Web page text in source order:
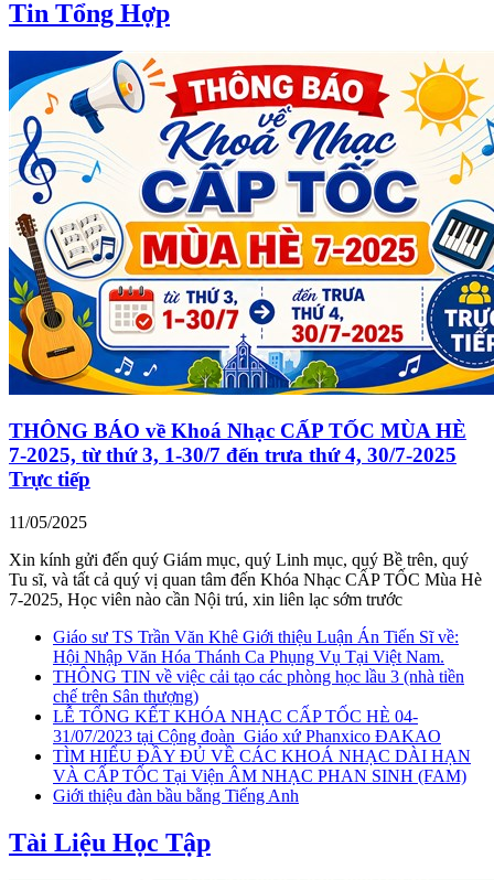
Tin Tổng Hợp
THÔNG BÁO về Khoá Nhạc CẤP TỐC MÙA HÈ
7-2025, từ thứ 3, 1-30/7 đến trưa thứ 4, 30/7-2025
Trực tiếp
11/05/2025
Xin kính gửi đến quý Giám mục, quý Linh mục, quý Bề trên, quý
Tu sĩ, và tất cả quý vị quan tâm đến Khóa Nhạc CẤP TỐC Mùa Hè
7-2025, Học viên nào cần Nội trú, xin liên lạc sớm trước
Giáo sư TS Trần Văn Khê Giới thiệu Luận Án Tiến Sĩ về:
Hội Nhập Văn Hóa Thánh Ca Phụng Vụ Tại Việt Nam.
THÔNG TIN về việc cải tạo các phòng học lầu 3 (nhà tiền
chế trên Sân thượng)
LỄ TỔNG KẾT KHÓA NHẠC CẤP TỐC HÈ 04-
31/07/2023 tại Cộng đoàn_Giáo xứ Phanxico ĐAKAO
TÌM HIỂU ĐẦY ĐỦ VỀ CÁC KHOÁ NHẠC DÀI HẠN
VÀ CẤP TỐC Tại Viện ÂM NHẠC PHAN SINH (FAM)
Giới thiệu đàn bầu bằng Tiếng Anh
Tài Liệu Học Tập